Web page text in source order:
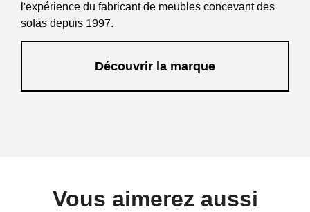
l'expérience du fabricant de meubles concevant des
sofas depuis 1997.
Découvrir la marque
Vous aimerez aussi